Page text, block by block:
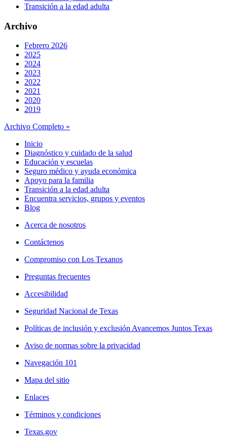
Transición a la edad adulta
Archivo
Febrero 2026
2025
2024
2023
2022
2021
2020
2019
Archivo Completo »
Inicio
Diagnóstico y cuidado de la salud
Educación y escuelas
Seguro médico y ayuda económica
Apoyo para la familia
Transición a la edad adulta
Encuentra servicios, grupos y eventos
Blog
Acerca de nosotros
Contáctenos
Compromiso con Los Texanos
Preguntas frecuentes
Accesibilidad
Seguridad Nacional de Texas
Políticas de inclusión y exclusión Avancemos Juntos Texas
Aviso de normas sobre la privacidad
Navegación 101
Mapa del sitio
Enlaces
Términos y condiciones
Texas.gov